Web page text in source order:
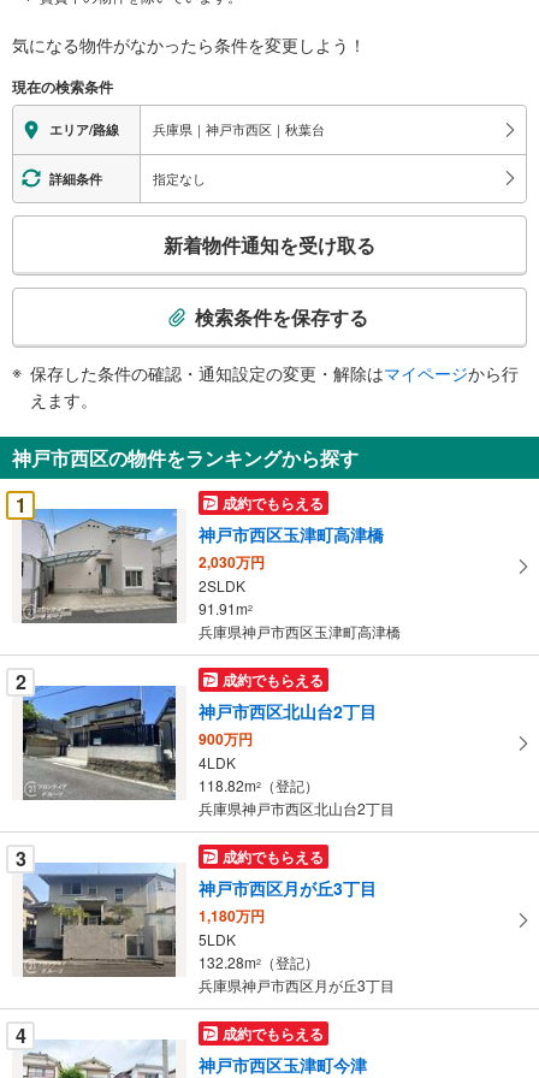
気になる物件がなかったら条件を変更しよう！
現在の検索条件
エリア/路線 兵庫県｜神戸市西区｜秋葉台
詳細条件 指定なし
検
知
を
受
け
る
・
条
件
を
マ
イ
ペ
ー
に
保
存
す
る
新着物件通知を受け取る
検索条件を保存する
保存した条件の確認・通知設定の変更・解除はマイページから行
えます。
神戸市西区の物件をランキングから探す
1
成約でもらえる
神戸市西区玉津町高津橋
2,030万円
2SLDK
91.91m2
兵庫県神戸市西区玉津町高津橋
2 成約でもらえる
神戸市西区北山台2丁目
900万円
4LDK
118.82m2
（登記）
兵庫県神戸市西区北山台2丁目
3 成約でもらえる
神戸市西区月が丘3丁目
1,180万円
5LDK
132.28m2
（登記）
兵庫県神戸市西区月が丘3丁目
4 成約でもらえる
神戸市西区玉津町今津